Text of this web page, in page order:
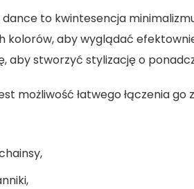
to kwintesencja
kolorów, aby wyglądać
aby stworzyć stylizację o
możliwość łatwego łączenia